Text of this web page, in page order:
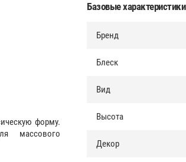
форму.
массового
Базовые характеристики
Бренд
Блеск
Вид
Высота
Декор